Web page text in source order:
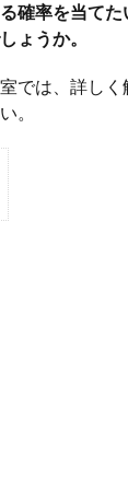
確率を当て
ょうか。
では、詳し
。